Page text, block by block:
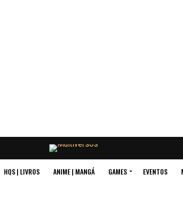
HQS | LIVROS ANIME | MANGÁ GAMES EVENTOS